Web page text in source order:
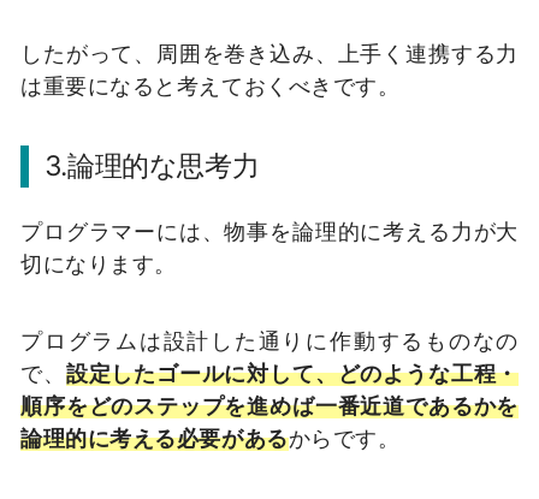
したがって、周囲を巻き込み、上手く連携する力
は重要になると考えておくべきです。
3.論理的な思考力
プログラマーには、物事を論理的に考える力が大
切になります。
プログラムは設計した通りに作動するものなの
で、 設定したゴールに対して、どのような工程・
順序をどのステップを進めば一番近道であるかを
論理的に考える必要があるからです。